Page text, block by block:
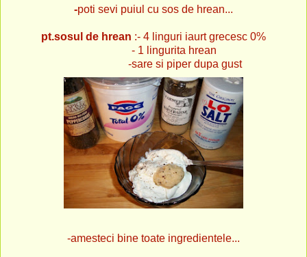
-poti sevi puiul cu sos de hrean...
pt.sosul de hrean :- 4 linguri iaurt grecesc 0%
- 1 lingurita hrean
-sare si piper dupa gust
-amesteci bine toate ingredientele...